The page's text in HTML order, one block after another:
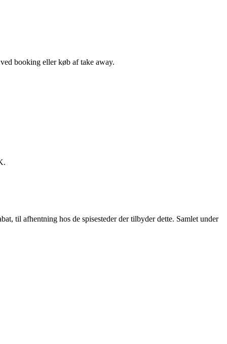
booking eller køb af take away.
til afhentning hos de spisesteder der tilbyder dette. Samlet under